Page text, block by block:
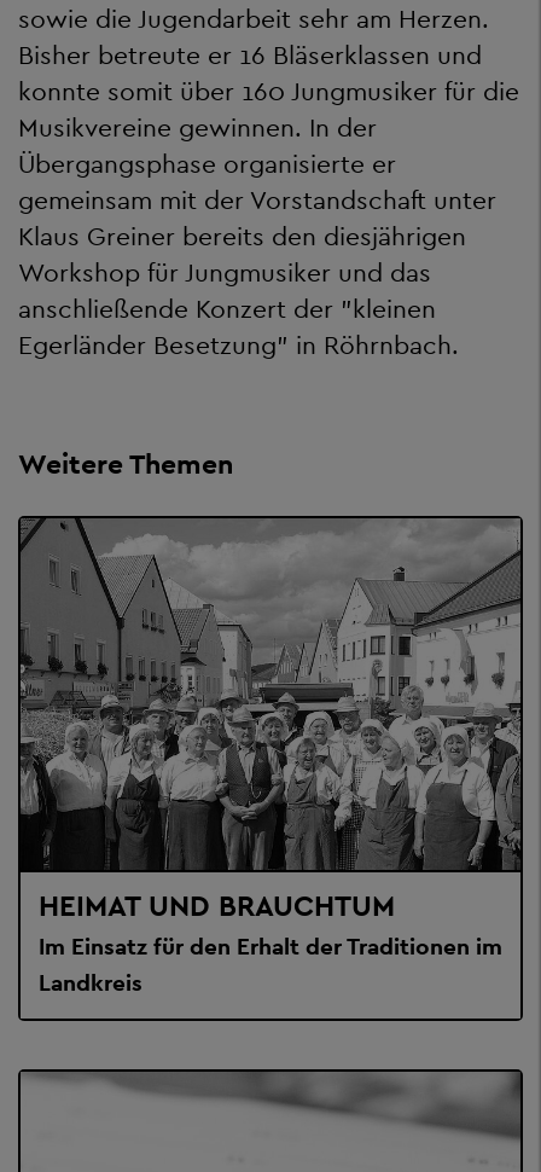
sowie die Jugendarbeit sehr am Herzen.
Bisher betreute er 16 Bläserklassen und
konnte somit über 160 Jungmusiker für die
Musikvereine gewinnen. In der
Übergangsphase organisierte er
gemeinsam mit der Vorstandschaft unter
Klaus Greiner bereits den diesjährigen
Workshop für Jungmusiker und das
anschließende Konzert der "kleinen
Egerländer Besetzung" in Röhrnbach.
Weitere Themen
HEIMAT UND BRAUCHTUM
Im Einsatz für den Erhalt der Traditionen im
Landkreis